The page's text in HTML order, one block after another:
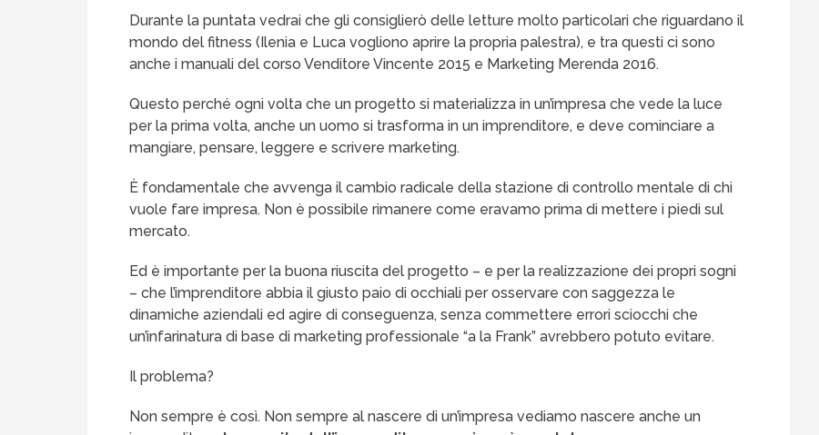
Durante la puntata vedrai che gli consiglierò delle letture molto particolari che riguardano il
mondo del fitness (Ilenia e Luca vogliono aprire la propria palestra), e tra questi ci sono
anche i manuali del corso Venditore Vincente 2015 e Marketing Merenda 2016.
Questo perché ogni volta che un progetto si materializza in un’impresa che vede la luce
per la prima volta, anche un uomo si trasforma in un imprenditore, e deve cominciare a
mangiare, pensare, leggere e scrivere marketing.
È fondamentale che avvenga il cambio radicale della stazione di controllo mentale di chi
vuole fare impresa. Non è possibile rimanere come eravamo prima di mettere i piedi sul
mercato.
Ed è importante per la buona riuscita del progetto – e per la realizzazione dei propri sogni
– che l’imprenditore abbia il giusto paio di occhiali per osservare con saggezza le
dinamiche aziendali ed agire di conseguenza, senza commettere errori sciocchi che
un’infarinatura di base di marketing professionale “a la Frank” avrebbero potuto evitare.
Il problema?
Non sempre è così. Non sempre al nascere di un’impresa vediamo nascere anche un